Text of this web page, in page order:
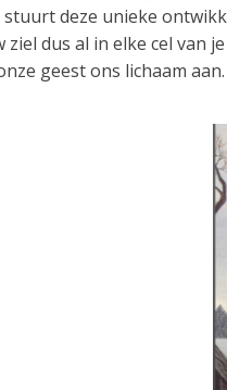
deze unieke
dus al in elke cel van
geest ons lichaam aan.